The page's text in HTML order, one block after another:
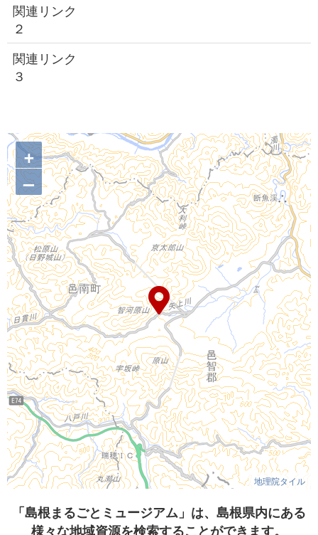
関連リンク
２
関連リンク
３
+
–
地理院タイル
「島根まるごとミュージアム」は、島根県内にある
様々な地域資源を検索することができます。